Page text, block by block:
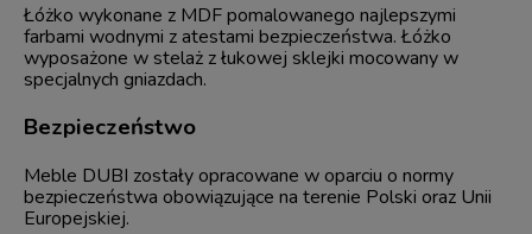
Łóżko wykonane z MDF pomalowanego najlepszymi
farbami wodnymi z atestami bezpieczeństwa. Łóżko
wyposażone w stelaż z łukowej sklejki mocowany w
specjalnych gniazdach.
Bezpieczeństwo
Meble DUBI zostały opracowane w oparciu o normy
bezpieczeństwa obowiązujące na terenie Polski oraz Unii
Europejskiej.